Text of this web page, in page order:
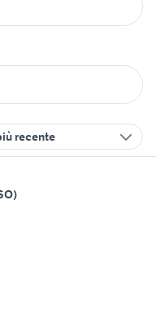
recente